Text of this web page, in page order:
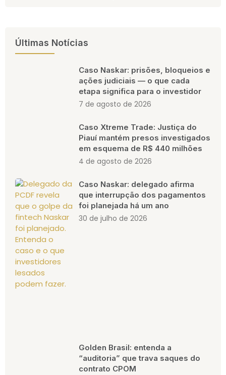
Últimas Notícias
Caso Naskar: prisões, bloqueios e
ações judiciais — o que cada
etapa significa para o investidor
7 de agosto de 2026
Caso Xtreme Trade: Justiça do
Piauí mantém presos investigados
em esquema de R$ 440 milhões
4 de agosto de 2026
Caso Naskar: delegado afirma
que interrupção dos pagamentos
foi planejada há um ano
30 de julho de 2026
Golden Brasil: entenda a
“auditoria” que trava saques do
contrato CPOM